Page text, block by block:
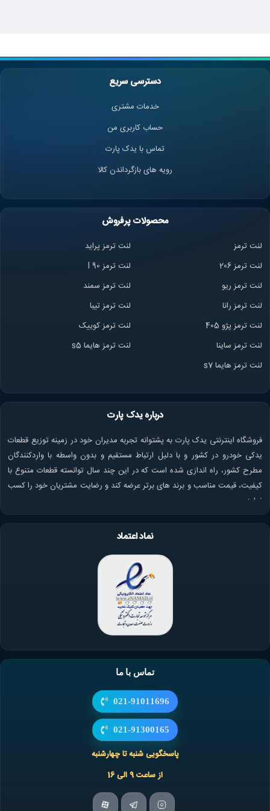
دسترسی سریع
خدمات مشتری
حساب کاربری من
تماس با یدک پارت
رویه های بازگرداندن کالا
محصولات پرفروش
لنت ترمز
لنت ترمز پراید
لنت ترمز 206
لنت ترمز l 90
لنت ترمز ریو
لنت ترمز سمند
لنت ترمز رانا
لنت ترمز تیبا
لنت ترمز پژو 405
لنت ترمز کوییک
لنت ترمز ساینا
لنت ترمز هایما s5
لنت ترمز هایما s7
درباره یدک پارت
فروشگاه اینترنتی یدک پارت به پشتوانه تجربه مدیران خود در زمینه توزیع قطعات
یدکی خودرو در کشور و با دلیل ارتباط مستقیم و بدون واسطه با واردکنندگان
مطرح کشور، راه اندازی شده است که در این چند سال توانسته قطعات متنوع با
کیفیت، قیمت مناسب و برند های برتر عرضه کند و رضایت مشتریان خود را کسب
نماید.
نماد اعتماد
تماس با ما
021-91011696
021-91300165
پاسخگویی شنبه تا چهارشنبه
از ساعت 9 الی 16